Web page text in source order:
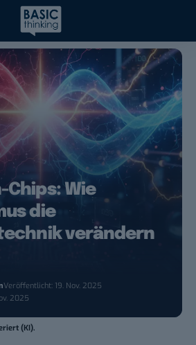
Chips: Wie
die
verändern
Veröffentlicht: 19. Nov. 2025
2025
(KI).